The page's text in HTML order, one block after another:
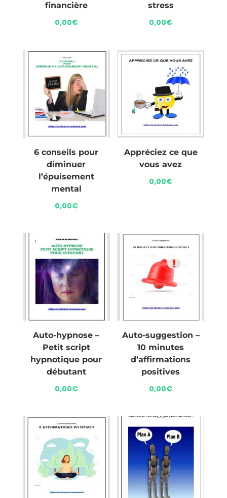
financière
0,00€
stress
0,00€
6 conseils pour
diminuer
l’épuisement
mental
0,00€
Appréciez ce que
vous avez
0,00€
Auto-hypnose –
Petit script
hypnotique pour
débutant
0,00€
Auto-suggestion –
10 minutes
d’affirmations
positives
0,00€